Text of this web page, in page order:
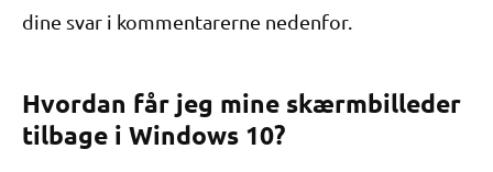
dine svar i kommentarerne nedenfor.
Hvordan får jeg mine skærmbilleder
tilbage i Windows 10?